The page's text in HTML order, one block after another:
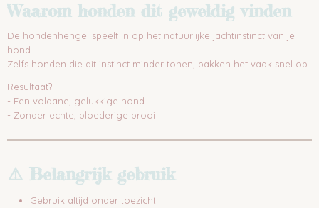
Waarom honden dit geweldig vinden
De hondenhengel speelt in op het natuurlijke jachtinstinct van je
hond.
Zelfs honden die dit instinct minder tonen, pakken het vaak snel op.
Resultaat?
- Een voldane, gelukkige hond
- Zonder echte, bloederige prooi
⚠️ Belangrijk gebruik
Gebruik altijd onder toezicht